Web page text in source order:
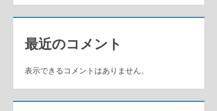
最近のコメント
表示できるコメントはありません。